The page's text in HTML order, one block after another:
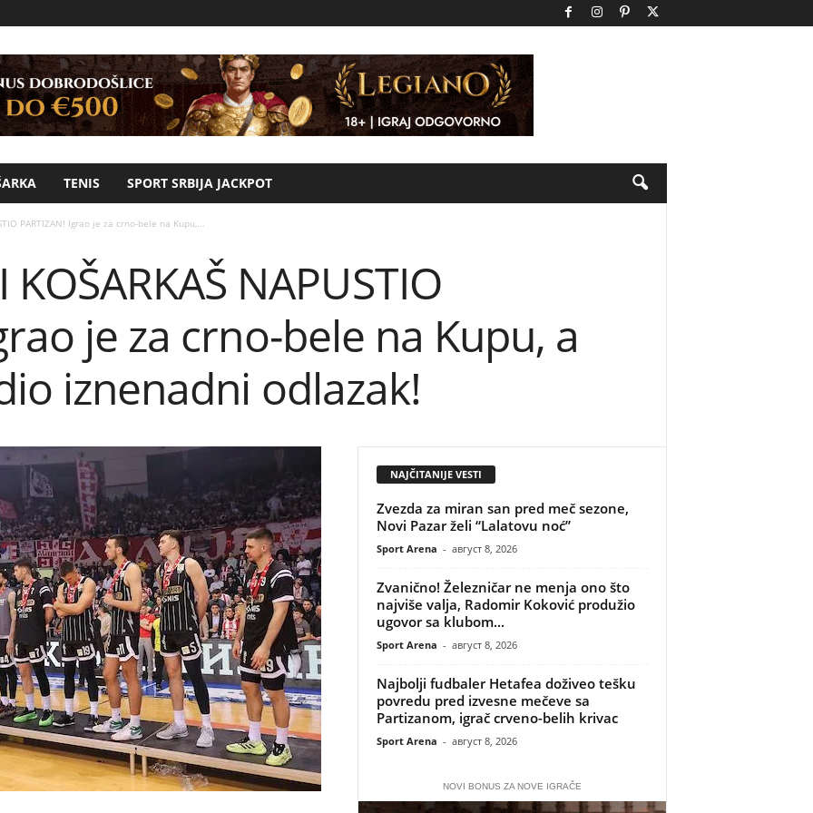
TENIS SPORT SRBIJA JACKPOT
PARTIZAN! Igrao je za crno-bele na Kupu,...
NAPUSTIO
je za crno-bele na Kupu, a
iznenadni odlazak!
NAJČITANIJE VESTI
Zvezda za miran san pred meč sezone,
Novi Pazar želi “Lalatovu noć”
Sport Arena - август 8, 2026
Zvanično! Železničar ne menja ono što
najviše valja, Radomir Koković produžio
ugovor sa klubom...
Sport Arena - август 8, 2026
Najbolji fudbaler Hetafea doživeo tešku
povredu pred izvesne mečeve sa
Partizanom, igrač crveno-belih krivac
Sport Arena - август 8, 2026
NOVI BONUS ZA NOVE IGRAČE